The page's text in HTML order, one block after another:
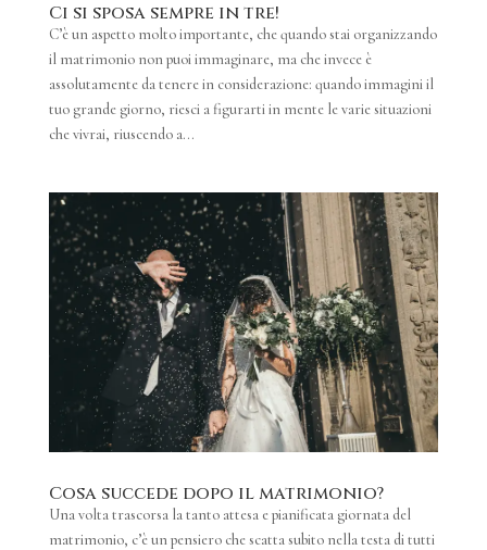
Ci si sposa sempre in tre!
C’è un aspetto molto importante, che quando stai organizzando
il matrimonio non puoi immaginare, ma che invece è
assolutamente da tenere in considerazione: quando immagini il
tuo grande giorno, riesci a figurarti in mente le varie situazioni
che vivrai, riuscendo a...
Cosa succede dopo il matrimonio?
Una volta trascorsa la tanto attesa e pianificata giornata del
matrimonio, c’è un pensiero che scatta subito nella testa di tutti